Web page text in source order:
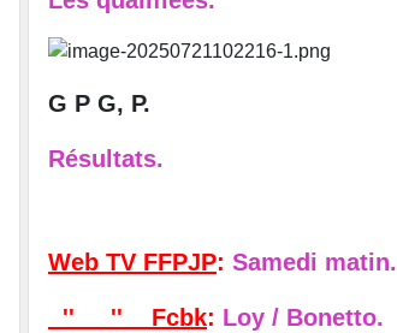
G P G, P.
Résultats.
Web TV FFPJP: Samedi matin.
'' '' Fcbk: Loy / Bonetto.